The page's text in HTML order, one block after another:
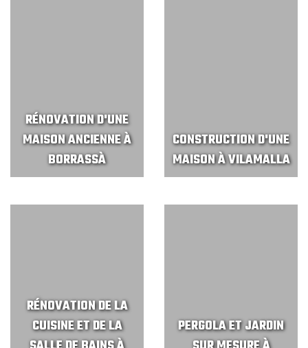
RÉNOVATION D'UNE
MAISON ANCIENNE À
BORRASSÀ
CONSTRUCTION D'UNE
MAISON À VILAMALLA
RÉNOVATION DE LA
CUISINE ET DE LA
PERGOLA ET JARDIN